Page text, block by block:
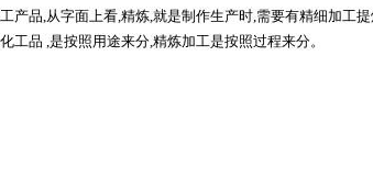
产品,从字面上看,精炼,就是制作生产时,需要有精细加工
工品 ,是按照用途来分,精炼加工是按照过程来分。